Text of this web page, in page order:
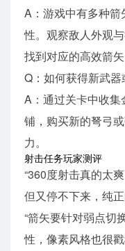
A：游戏中有多种
性。观察敌人外观
找到对应的高效箭矢
Q：如何获得新武
A：通过关卡中收
铺，购买新的弩弓
力。
射击任务玩家测评
“360度射击真的太
但又停不下来，纯
“箭矢要针对弱点切
性，像素风格也很